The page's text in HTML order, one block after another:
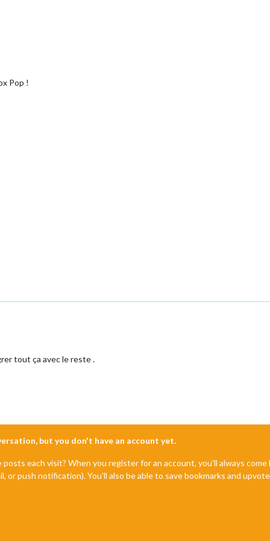
Pop !
tout ça avec le reste .
but you don't have an account yet.
each visit? When you register for an account, you'll always
or push notification). You'll also be able to save bookmarks and